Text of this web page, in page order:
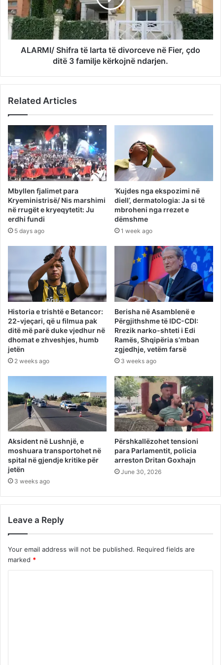
ALARMI/ Shifra të larta të divorceve në Fier, çdo
ditë 3 familje kërkojnë ndarjen.
Related Articles
Mbyllen fjalimet para
Kryeministrisë/ Nis marshimi
në rrugët e kryeqytetit: Ju
erdhi fundi
5 days ago
‘Kujdes nga ekspozimi në
diell’, dermatologia: Ja si të
mbroheni nga rrezet e
dëmshme
1 week ago
Historia e trishtë e Betancor:
22-vjeçari, që u filmua pak
ditë më parë duke vjedhur në
dhomat e zhveshjes, humb
jetën
2 weeks ago
Berisha në Asamblenë e
Përgjithshme të IDC-CDI:
Rrezik narko-shteti i Edi
Ramës, Shqipëria s’mban
zgjedhje, vetëm farsë
3 weeks ago
Aksident në Lushnjë, e
moshuara transportohet në
spital në gjendje kritike për
jetën
3 weeks ago
Përshkallëzohet tensioni
para Parlamentit, policia
arreston Dritan Goxhajn
June 30, 2026
Leave a Reply
Your email address will not be published. Required fields are
marked *